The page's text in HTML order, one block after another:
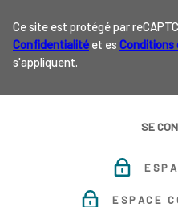
Ce site est protégé par
Confidentialité et es
s'appliquent.
SE
ESPACE